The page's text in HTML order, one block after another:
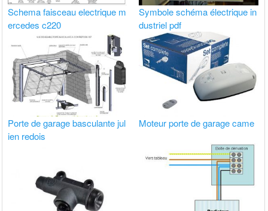
Schema faisceau electrique m
ercedes c220
Symbole schéma électrique in
dustriel pdf
Porte de garage basculante jul
ien redois
Moteur porte de garage came